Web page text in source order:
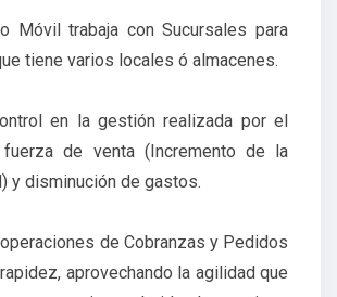
Móvil trabaja con Sucursales para
tiene varios locales ó almacenes.
en la gestión realizada por el
de venta (Incremento de la
y disminución de gastos.
de Cobranzas y Pedidos
aprovechando la agilidad que